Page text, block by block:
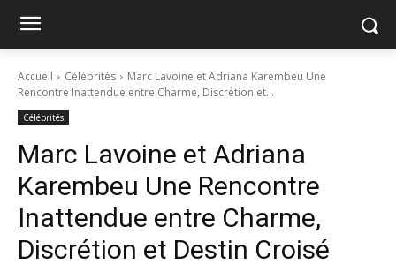
Accueil Célébrités
Marc Lavoine et Adriana Karembeu Une
Rencontre Inattendue entre Charme, Discrétion et...
Célébrités
Marc Lavoine et Adriana
Karembeu Une Rencontre
Inattendue entre Charme,
Discrétion et Destin Croisé